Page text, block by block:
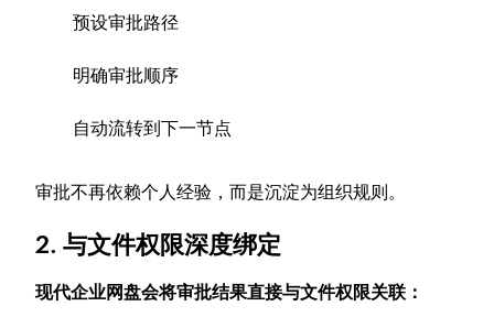
预设审批路径
明确审批顺序
自动流转到下一节点
审批不再依赖个人经验，而是沉淀为组织规则。
2. 与文件权限深度绑定
现代企业网盘会将审批结果直接与文件权限关联：